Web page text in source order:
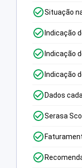
Situação
Indicação
Indicação
Indicação
Dados
Serasa